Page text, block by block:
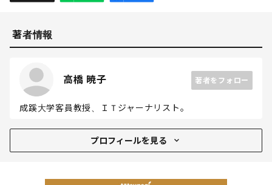
著者情報
高橋 暁子 著者をフォロー
成蹊大学客員教授、ＩＴジャーナリスト。
プロフィールを見る
SNSや情報リテラシー、スマホやインターネット関連の
十回以上講演し相談を受けており、若者のネット利用実態